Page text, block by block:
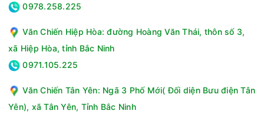
0978.258.225
Văn Chiến Hiệp Hòa: đường Hoàng Văn Thái, thôn số 3,
xã Hiệp Hòa, tỉnh Bắc Ninh
0971.105.225
Văn Chiến Tân Yên: Ngã 3 Phố Mới( Đối diện Bưu điện Tân
Yên), xã Tân Yên, Tỉnh Bắc Ninh